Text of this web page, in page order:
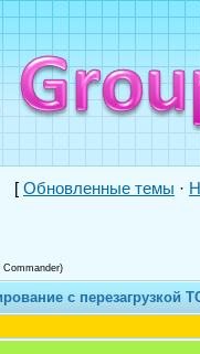
[ Обновленные темы ·
Commander)
с перезагрузкой